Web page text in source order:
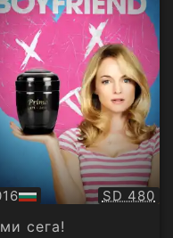
SD 480
сега!